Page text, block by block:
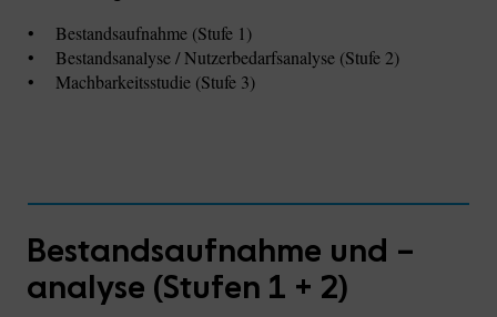
• Bestandsaufnahme (Stufe 1)
• Bestandsanalyse / Nutzerbedarfsanalyse (Stufe 2)
• Machbarkeitsstudie (Stufe 3)
Bestandsaufnahme und –
analyse (Stufen 1 + 2)